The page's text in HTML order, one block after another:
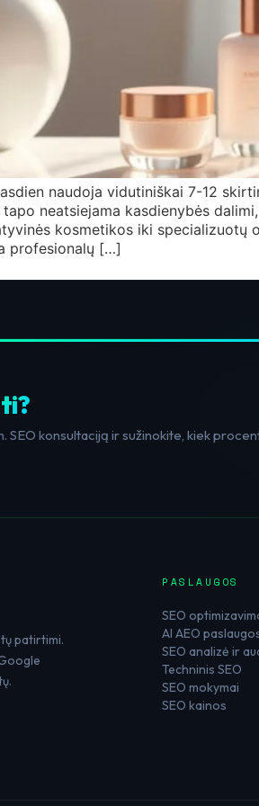
naudoja vidutiniškai 7-12
tapo neatsiejama kasdienybės
kosmetikos iki specializuotų
profesionalų […]
SEO konsultaciją ir sužinokite, kiek
patirtimi.
PASLAUGOS
SEO
AI AEO
SEO analizė ir
Techninis SEO
SEO mokymai
SEO kainos